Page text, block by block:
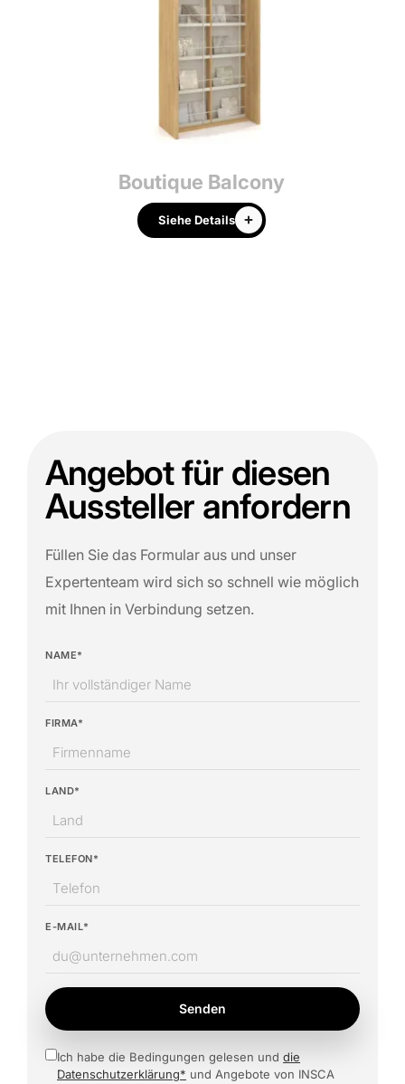
Boutique Balcony
Siehe Details
Angebot für diesen
Aussteller anfordern
Füllen Sie das Formular aus und unser
Expertenteam wird sich so schnell wie möglich
mit Ihnen in Verbindung setzen.
NAME*
FIRMA*
LAND*
TELEFON*
E-MAIL*
Senden
Ich habe die Bedingungen gelesen und die
Datenschutzerklärung* und Angebote von INSCA